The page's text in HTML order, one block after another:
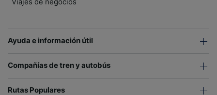
Ayuda e información útil
Compañías de tren y autobús
Rutas Populares